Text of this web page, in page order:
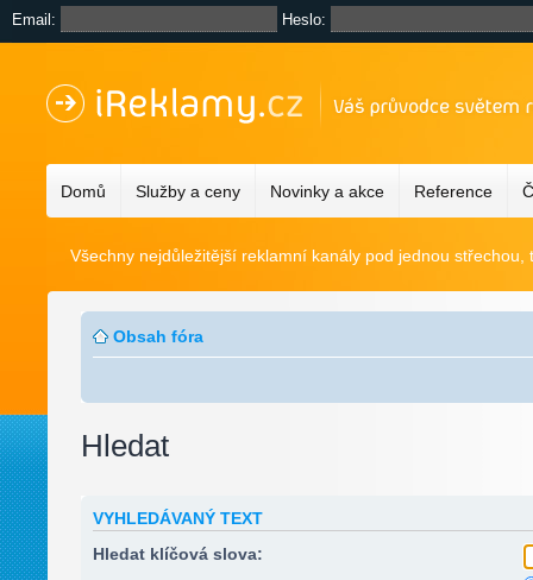
Email: Heslo:
Domů Služby a ceny Novinky a akce Reference
Všechny nejdůležitější reklamní kanály pod jednou střechou,
Obsah fóra
Hledat
VYHLEDÁVANÝ TEXT
Hledat klíčová slova: